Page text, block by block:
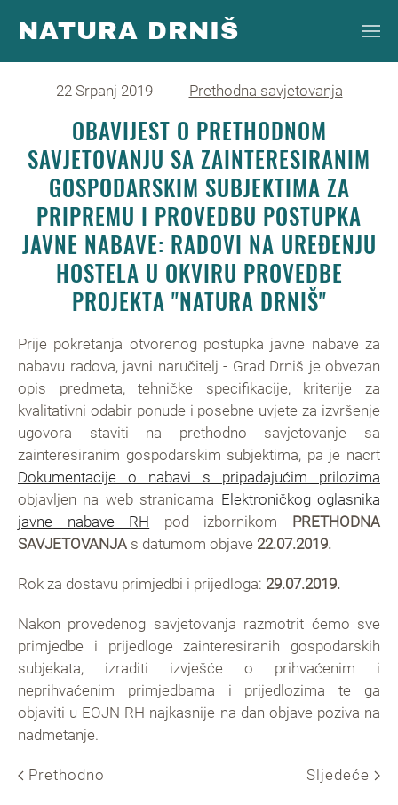
NATURA DRNIŠ
22 Srpanj 2019 Prethodna savjetovanja
OBAVIJEST O PRETHODNOM
SAVJETOVANJU SA ZAINTERESIRANIM
GOSPODARSKIM SUBJEKTIMA ZA
PRIPREMU I PROVEDBU POSTUPKA
JAVNE NABAVE: RADOVI NA UREĐENJU
HOSTELA U OKVIRU PROVEDBE
PROJEKTA "NATURA DRNIŠ"
Prije pokretanja otvorenog postupka javne nabave za
nabavu radova, javni naručitelj - Grad Drniš je obvezan
opis predmeta, tehničke specifikacije, kriterije za
kvalitativni odabir ponude i posebne uvjete za izvršenje
ugovora staviti na prethodno savjetovanje sa
zainteresiranim gospodarskim subjektima, pa je nacrt
Dokumentacije o nabavi s pripadajućim prilozima
objavljen na web stranicama Elektroničkog oglasnika
javne nabave RH pod izbornikom PRETHODNA
SAVJETOVANJA s datumom objave 22.07.2019.
Rok za dostavu primjedbi i prijedloga: 29.07.2019.
Nakon provedenog savjetovanja razmotrit ćemo sve
primjedbe i prijedloge zainteresiranih gospodarskih
subjekata, izraditi izvješće o prihvaćenim i
neprihvaćenim primjedbama i prijedlozima te ga
objaviti u EOJN RH najkasnije na dan objave poziva na
nadmetanje.
Prethodno Sljedeće